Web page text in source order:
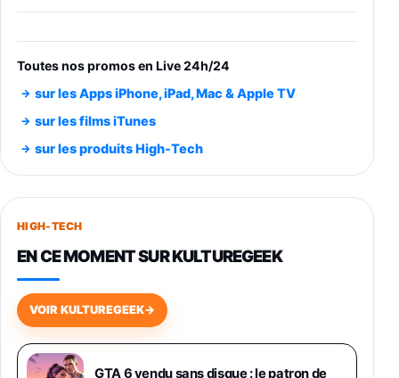
entraénement direct 3 vitesses (33-45-78
trs/min) avec pre-ampli intégré et port USB
Smartphone SAMSUNG Galaxy S26 Ultra
891,99€1199€Fnac (Vendeur Tiers)
Smartphone SAMSUNG Galaxy S26+ Violet
749,99€
648,63€834,71€
Samsung Galaxy Miracle Ultra, Smartphone
Android 5G avec Galaxy AI, 512 Go,
Chargeur Secteur Rapide 25W Inclus,
Toutes nos promos en Live 24h/24
sur les Apps iPhone, iPad, Mac & Apple TV
sur les films iTunes
sur les produits High-Tech
HIGH-TECH
EN CE MOMENT SUR KULTUREGEEK
VOIR KULTUREGEEK→
GTA 6 vendu sans disque : le patron de